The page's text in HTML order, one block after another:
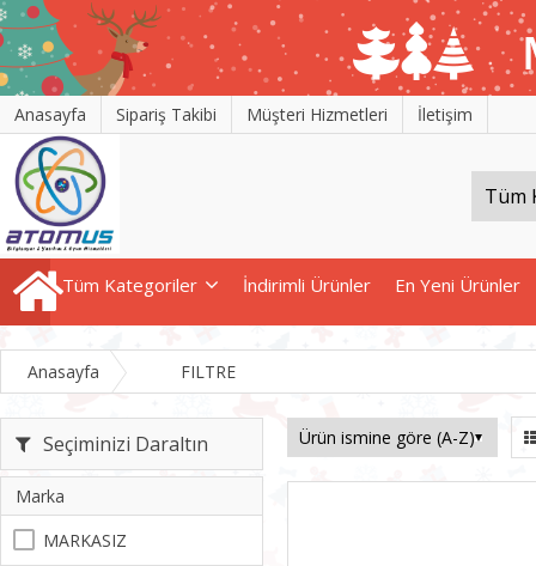
Anasayfa Sipariş Takibi Müşteri Hizmetleri İletişim
Tüm Kategoriler İndirimli Ürünler En Yeni Ürünler
Anasayfa FILTRE
Seçiminizi Daraltın
Marka
MARKASIZ